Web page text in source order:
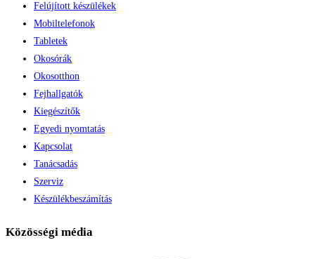
Felújított készülékek
Mobiltelefonok
Tabletek
Okosórák
Okosotthon
Fejhallgatók
Kiegészítők
Egyedi nyomtatás
Kapcsolat
Tanácsadás
Szerviz
Készülékbeszámítás
Közösségi média